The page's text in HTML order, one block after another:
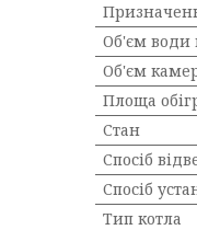
Об'єм води
Об'єм
Площа
Стан
Спосіб
Спосіб
Тип котла